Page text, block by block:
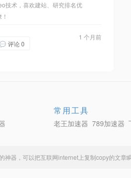
技术，喜欢建站、研究排名优
1 个月前
评论 0
常用工具
老王加速器 789加速器
的神器，可以把互联网internet上复制copy的文章